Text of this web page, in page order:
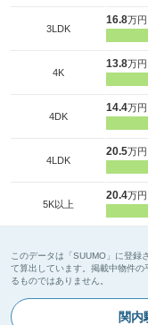
3LDK
16.8万円
4K
13.8万円
4DK
14.4万円
4LDK
20.5万円
5K以上
20.4万円
このデータは「SUUMO」に登録
て算出しています。掲載中物件
るものではありません。
関内